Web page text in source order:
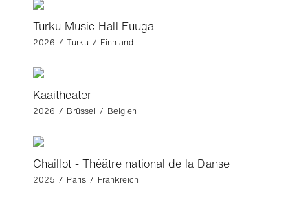
Turku Music Hall Fuuga
2026 / Turku / Finnland
Kaaitheater
2026 / Brüssel / Belgien
Chaillot - Théâtre national de la Danse
2025 / Paris / Frankreich